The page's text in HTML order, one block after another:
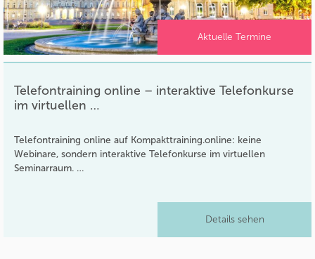
Aktuelle Termine
Telefontraining online – interaktive Telefonkurse
im virtuellen …
Telefontraining online auf Kompakttraining.online: keine
Webinare, sondern interaktive Telefonkurse im virtuellen
Seminarraum. …
Details sehen